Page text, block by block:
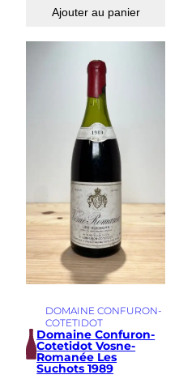
Ajouter au panier
DOMAINE CONFURON-
COTETIDOT
Domaine Confuron-
Cotetidot Vosne-
Romanée Les
Suchots 1989